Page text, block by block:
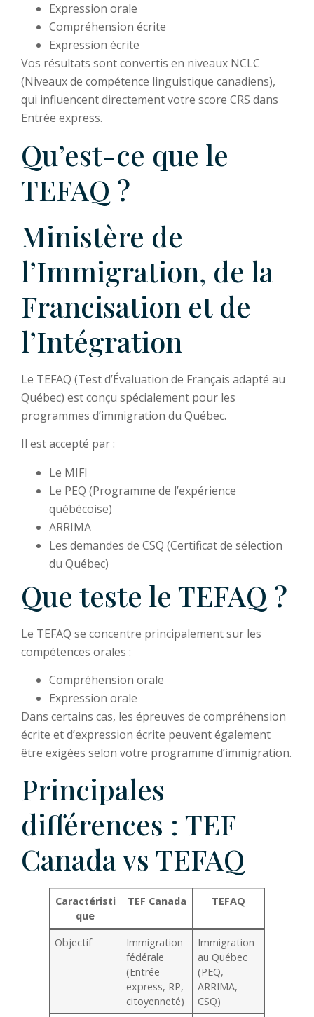
Expression orale
Compréhension écrite
Expression écrite
Vos résultats sont convertis en niveaux NCLC
(Niveaux de compétence linguistique canadiens),
qui influencent directement votre score CRS dans
Entrée express.
Qu’est-ce que le
TEFAQ ?
Ministère de
l’Immigration, de la
Francisation et de
l’Intégration
Le TEFAQ (Test d’Évaluation de Français adapté au
Québec) est conçu spécialement pour les
programmes d’immigration du Québec.
Il est accepté par :
Le MIFI
Le PEQ (Programme de l’expérience
québécoise)
ARRIMA
Les demandes de CSQ (Certificat de sélection
du Québec)
Que teste le TEFAQ ?
Le TEFAQ se concentre principalement sur les
compétences orales :
Compréhension orale
Expression orale
Dans certains cas, les épreuves de compréhension
écrite et d’expression écrite peuvent également
être exigées selon votre programme d’immigration.
Principales
différences : TEF
Canada vs TEFAQ
Caractéristi
que
TEF Canada TEFAQ
Objectif
Immigration
fédérale
(Entrée
express, RP,
citoyenneté)
Immigration
au Québec
(PEQ,
ARRIMA,
CSQ)